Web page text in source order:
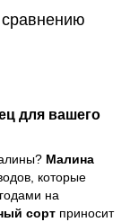
для вашего
Малина
которые
на
сорт приносит